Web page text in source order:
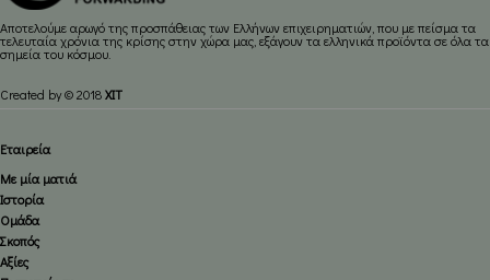
Aποτελούμε αρωγό της προσπάθειας των Ελλήνων επιχειρηματιών, που με πείσμα τα
τελευταία χρόνια της κρίσης στην χώρα μας, εξάγουν τα ελληνικά προϊόντα σε όλα τα
σημεία του κόσμου.
Created by © 2018XIT
Εταιρεία
Με μία ματιά
Ιστορία
Ομάδα
Σκοπός
Αξίες